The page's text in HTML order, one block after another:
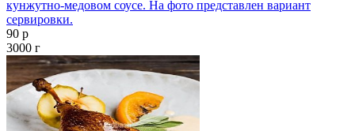
кунжутно-медовом соусе. На фото представлен вариант
сервировки.
90 р
3000 г